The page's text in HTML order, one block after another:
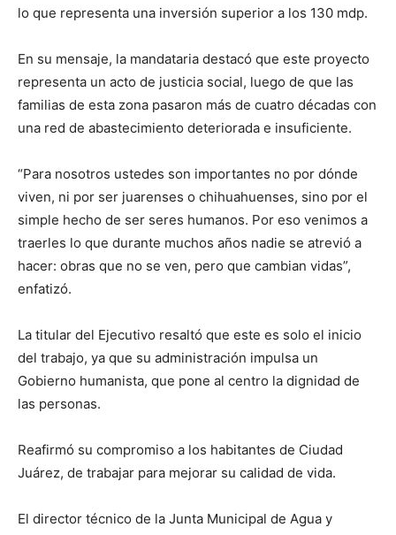
lo que representa una inversión superior a los 130 mdp.
En su mensaje, la mandataria destacó que este proyecto
representa un acto de justicia social, luego de que las
familias de esta zona pasaron más de cuatro décadas con
una red de abastecimiento deteriorada e insuficiente.
“Para nosotros ustedes son importantes no por dónde
viven, ni por ser juarenses o chihuahuenses, sino por el
simple hecho de ser seres humanos. Por eso venimos a
traerles lo que durante muchos años nadie se atrevió a
hacer: obras que no se ven, pero que cambian vidas”,
enfatizó.
La titular del Ejecutivo resaltó que este es solo el inicio
del trabajo, ya que su administración impulsa un
Gobierno humanista, que pone al centro la dignidad de
las personas.
Reafirmó su compromiso a los habitantes de Ciudad
Juárez, de trabajar para mejorar su calidad de vida.
El director técnico de la Junta Municipal de Agua y